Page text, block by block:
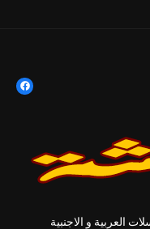
العربية و الاجنبية